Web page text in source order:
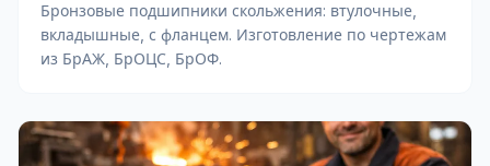
Бронзовые подшипники скольжения: втулочные,
вкладышные, с фланцем. Изготовление по чертежам
из БрАЖ, БрОЦС, БрОФ.